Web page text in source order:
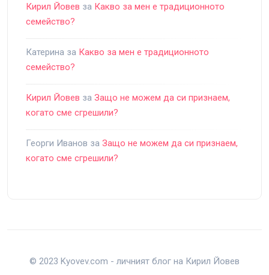
Кирил Йовев за Какво за мен е традиционното
семейство?
Катерина за Какво за мен е традиционното
семейство?
Кирил Йовев за Защо не можем да си признаем,
когато сме сгрешили?
Георги Иванов за Защо не можем да си признаем,
когато сме сгрешили?
© 2023 Kyovev.com - личният блог на Кирил Йовев